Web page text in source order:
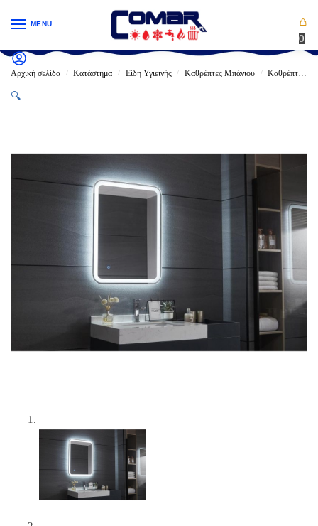
MENU
0
Αρχική σελίδα / Κατάστημα / Είδη Υγιεινής / Καθρέπτες Μπάνιου / Καθρέπτες LED
🔍